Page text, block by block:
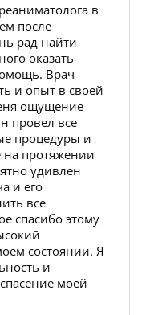
в
после
рад найти
оказать
Врач
и опыт в своей
ощущение
провел все
процедуры и
на протяжении
удивлен
и его
все
спасибо этому
состоянии. Я
и
моей